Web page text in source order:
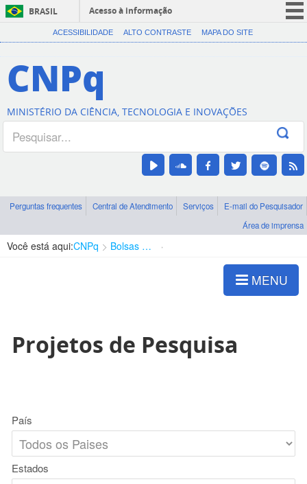
BRASIL
Acesso à informação
CORONAVÍRUS (COVID-19)
Canais
ACESSIBILIDADE ALTO CONTRASTE MAPA DO SITE
CNPq
MINISTÉRIO DA CIÊNCIA, TECNOLOGIA E INOVAÇÕES
Perguntas frequentes Central de Atendimento Serviços
E-mail do Pesquisador
Área de imprensa
Você está aqui:CNPq Bolsas e Auxílios Vigentes
MENU
Projetos de Pesquisa
País
Estados